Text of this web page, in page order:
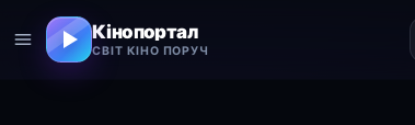
Кінопортал
СВІТ КІНО ПОРУЧ